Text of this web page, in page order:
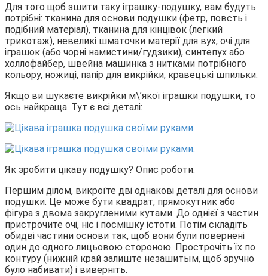
Для того щоб зшити таку іграшку-подушку, вам будуть
потрібні: тканина для основи подушки (фетр, повсть і
подібний матеріал), тканина для кінцівок (легкий
трикотаж), невеликі шматочки матерії для вух, очі для
іграшок (або чорні намистини/гудзики), синтепух або
холлофайбер, швейна машинка з нитками потрібного
кольору, ножиці, папір для викрійки, кравецькі шпильки.
Якщо ви шукаєте викрійки м\’якої іграшки подушки, то
ось найкраща. Тут є всі деталі:
Як зробити цікаву подушку? Опис роботи.
Першим ділом, викроїте дві однакові деталі для основи
подушки. Це може бути квадрат, прямокутник або
фігура з двома закругленими кутами. До однієї з частин
пристрочите очі, ніс і посмішку істоти. Потім складіть
обидві частини основи так, щоб вони були повернені
один до одного лицьовою стороною. Прострочіть їх по
контуру (нижній край залиште незашитым, щоб зручно
було набивати) і виверніть.